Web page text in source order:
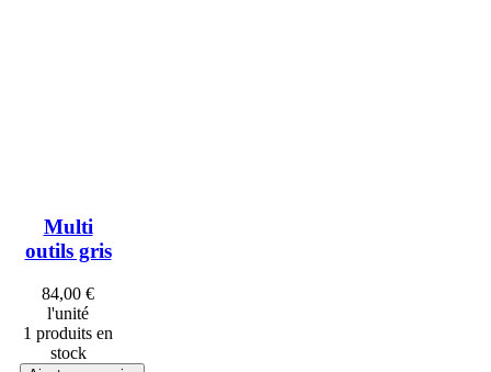
Multi
outils gris
84,00 €
l'unité
1 produits en
stock